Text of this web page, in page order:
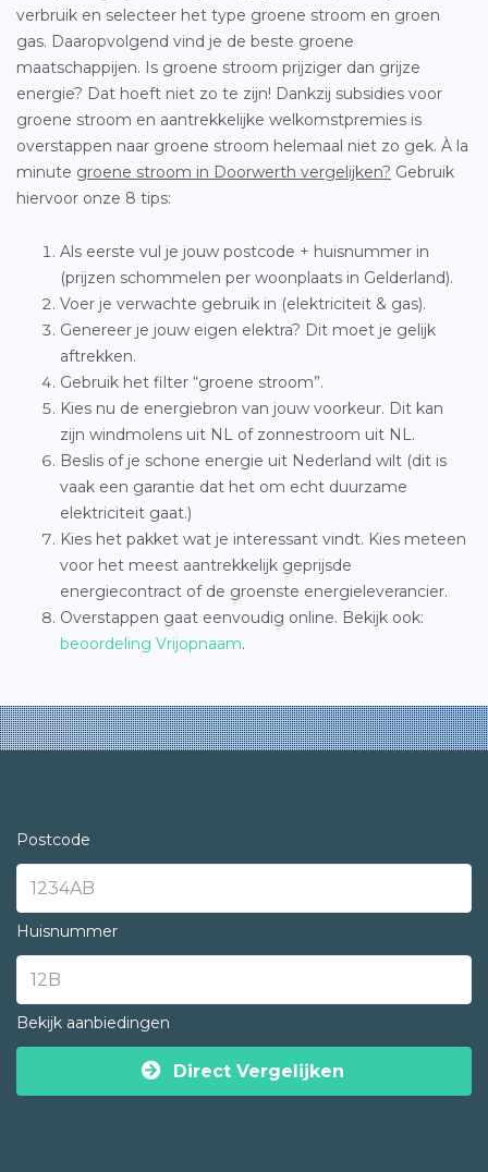
verbruik en selecteer het type groene stroom en groen
gas. Daaropvolgend vind je de beste groene
maatschappijen. Is groene stroom prijziger dan grijze
energie? Dat hoeft niet zo te zijn! Dankzij subsidies voor
groene stroom en aantrekkelijke welkomstpremies is
overstappen naar groene stroom helemaal niet zo gek. À la
minute groene stroom in Doorwerth vergelijken? Gebruik
hiervoor onze 8 tips:
Als eerste vul je jouw postcode + huisnummer in
(prijzen schommelen per woonplaats in Gelderland).
Voer je verwachte gebruik in (elektriciteit & gas).
Genereer je jouw eigen elektra? Dit moet je gelijk
aftrekken.
Gebruik het filter “groene stroom”.
Kies nu de energiebron van jouw voorkeur. Dit kan
zijn windmolens uit NL of zonnestroom uit NL.
Beslis of je schone energie uit Nederland wilt (dit is
vaak een garantie dat het om echt duurzame
elektriciteit gaat.)
Kies het pakket wat je interessant vindt. Kies meteen
voor het meest aantrekkelijk geprijsde
energiecontract of de groenste energieleverancier.
Overstappen gaat eenvoudig online. Bekijk ook:
beoordeling Vrijopnaam.
Postcode
Huisnummer
Bekijk aanbiedingen
Direct Vergelijken